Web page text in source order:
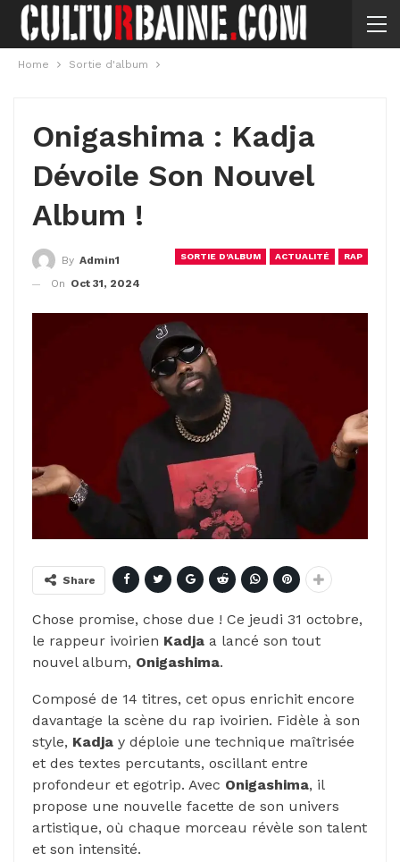
Home Sortie d'album
Onigashima : Kadja
Dévoile Son Nouvel
Album !
SORTIE D'ALBUM ACTUALITÉ RAP
By Admin1
On Oct 31, 2024
Share
Chose promise, chose due ! Ce jeudi 31 octobre,
le rappeur ivoirien Kadja a lancé son tout
nouvel album, Onigashima.
Composé de 14 titres, cet opus enrichit encore
davantage la scène du rap ivoirien. Fidèle à son
style, Kadja y déploie une technique maîtrisée
et des textes percutants, oscillant entre
profondeur et egotrip. Avec Onigashima, il
propose une nouvelle facette de son univers
artistique, où chaque morceau révèle son talent
et son intensité.